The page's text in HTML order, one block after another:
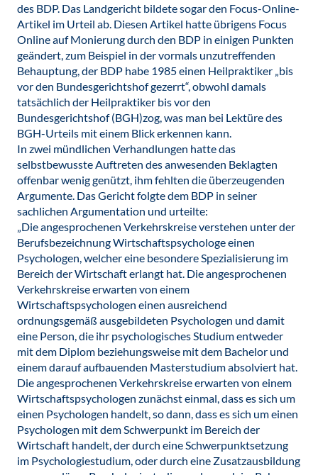
des BDP. Das Landgericht bildete sogar den Focus-Online-
Artikel im Urteil ab. Diesen Artikel hatte übrigens Focus
Online auf Monierung durch den BDP in einigen Punkten
geändert, zum Beispiel in der vormals unzutreffenden
Behauptung, der BDP habe 1985 einen Heilpraktiker „bis
vor den Bundesgerichtshof gezerrt“, obwohl damals
tatsächlich der Heilpraktiker bis vor den
Bundesgerichtshof (BGH)zog, was man bei Lektüre des
BGH-Urteils mit einem Blick erkennen kann.
In zwei mündlichen Verhandlungen hatte das
selbstbewusste Auftreten des anwesenden Beklagten
offenbar wenig genützt, ihm fehlten die überzeugenden
Argumente. Das Gericht folgte dem BDP in seiner
sachlichen Argumentation und urteilte:
„Die angesprochenen Verkehrskreise verstehen unter der
Berufsbezeichnung Wirtschaftspsychologe einen
Psychologen, welcher eine besondere Spezialisierung im
Bereich der Wirtschaft erlangt hat. Die angesprochenen
Verkehrskreise erwarten von einem
Wirtschaftspsychologen einen ausreichend
ordnungsgemäß ausgebildeten Psychologen und damit
eine Person, die ihr psychologisches Studium entweder
mit dem Diplom beziehungsweise mit dem Bachelor und
einem darauf aufbauenden Masterstudium absolviert hat.
Die angesprochenen Verkehrskreise erwarten von einem
Wirtschaftspsychologen zunächst einmal, dass es sich um
einen Psychologen handelt, so dann, dass es sich um einen
Psychologen mit dem Schwerpunkt im Bereich der
Wirtschaft handelt, der durch eine Schwerpunktsetzung
im Psychologiestudium, oder durch eine Zusatzausbildung